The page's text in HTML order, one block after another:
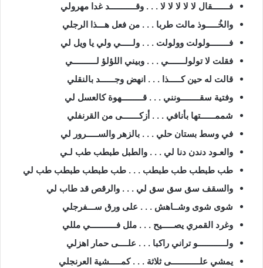
فـــــــقال لا لا لا لا لا . . . وقـــــــــــد غدا مهرولي
والخُـــــوذ مالت طربا . . . من فعل هـــذا الرجلي
فــــــــولولت وولولت . . . ولـــــي ولي يا ويل لي
فقلت لا تولولـــــــي . . . وبيني اللؤلؤ لــــــــــي
قالت له حين كـــــذا . . . انهض وجــــــد بالنقلي
وفتية سقــــــــونني . . . قـــــــــهوة كالعسل لي
شممــــــتها بأنافي . . . أزكـــــــى من القرنفلي
في وسط بستان حلي . . . بالزهر والســـــرور لي
والعـود دندن دنا لي . . . والطبل طبطب طب لـي
طب طبطب طب طبطب . . . طب طبطب طبطب طب لي
والسقف سق سق سق لي . . . والرقص قد طاب لي
شوى شوى وشــاهش . . . على ورق ســـفرجلي
وغرد القمري يصـــــيح . . . ملل فـــــــــــي مللي
ولــــــــــــو تراني راكبا . . . علــــى حمار اهزلي
يمشي علــــــــــــى ثلاثة . . . كمـــــشية العرنجلي